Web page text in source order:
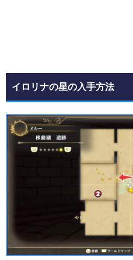
イロリナの星の入手方法